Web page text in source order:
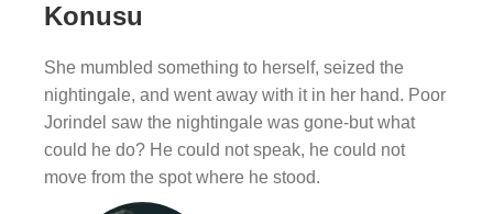
Konusu
She mumbled something to herself, seized the
nightingale, and went away with it in her hand. Poor
Jorindel saw the nightingale was gone-but what
could he do? He could not speak, he could not
move from the spot where he stood.